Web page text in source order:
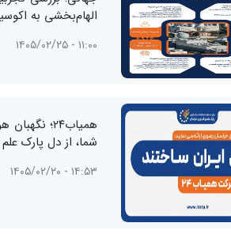
الهام‌بخشی به
۱۱:۰۰ - ۱۴۰۵/۰۲/۲۵
همیاب۲۴؛
شما، از دل پارک
۱۴:۵۳ - ۱۴۰۵/۰۲/۲۰